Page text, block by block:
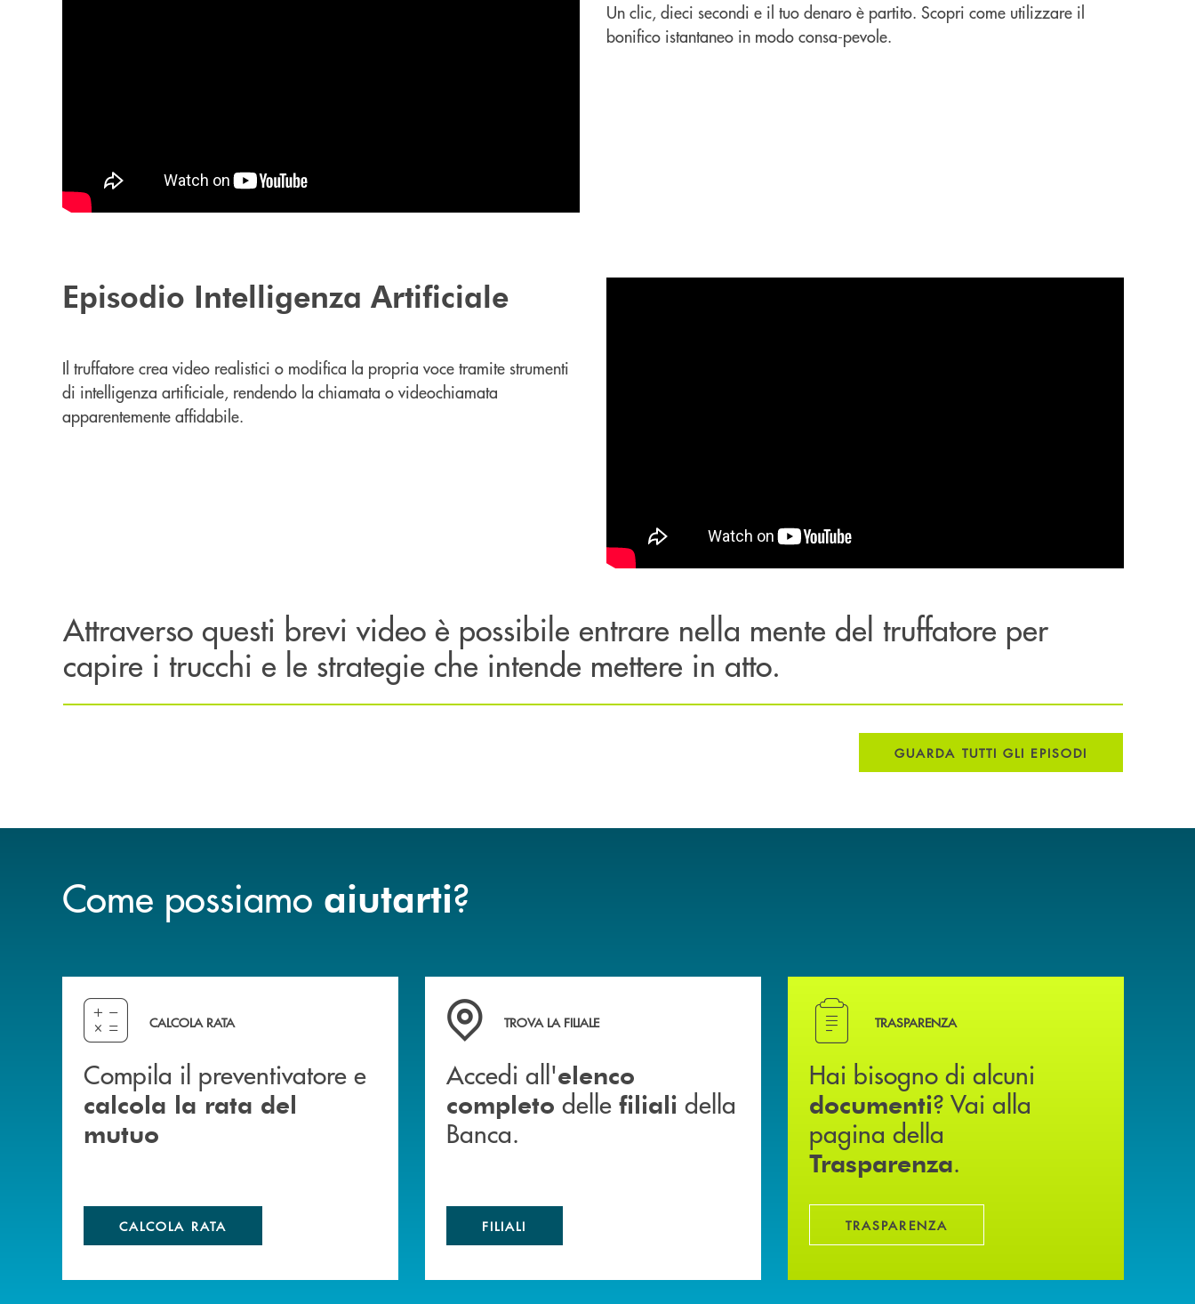
Un clic, dieci secondi e il tuo denaro è partito. Scopri come utilizzare il
bonifico istantaneo in modo consa-pevole.
Episodio Intelligenza Artificiale
Il truffatore crea video realistici o modifica la propria voce tramite strumenti
di intelligenza artificiale, rendendo la chiamata o videochiamata
apparentemente affidabile.
Attraverso questi brevi video è possibile entrare nella mente del truffatore per
capire i trucchi e le strategie che intende mettere in atto.
GUARDA TUTTI GLI EPISODI
Come possiamo aiutarti?
Compila il preventivatore e calcola la rata del mutuo
CALCOLA RATA
Compila il preventivatore e
calcola la rata del
mutuo
CALCOLA RATA
Accedi all' elenco completo delle filiali della Banca.
TROVA LA FILIALE
Accedi all'elenco
completo delle filiali della
Banca.
FILIALI
Hai bisogno di alcuni documenti ? Vai alla pagina della
TRASPARENZA
Hai bisogno di alcuni
documenti? Vai alla
pagina della
Trasparenza.
TRASPARENZA